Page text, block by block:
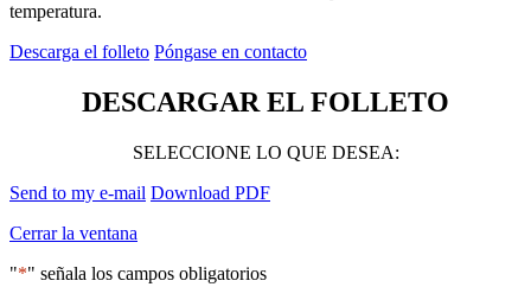
temperatura.
Descarga el folleto Póngase en contacto
DESCARGAR EL FOLLETO
SELECCIONE LO QUE DESEA:
Send to my e-mail Download PDF
Cerrar la ventana
"*" señala los campos obligatorios